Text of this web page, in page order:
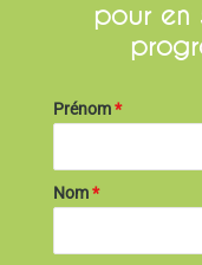
pour en
Prénom*
Nom*